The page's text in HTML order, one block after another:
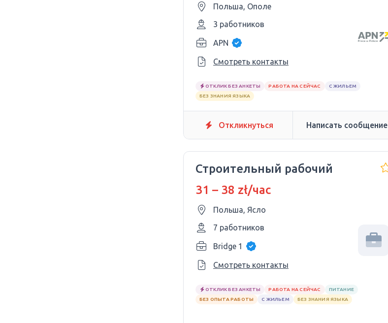
Польша, Ополе
3 работников
APN
Смотреть контакты
ОТКЛИК БЕЗ АНКЕТЫ РАБОТА НА СЕЙЧАС
С ЖИЛЬЕМ
БЕЗ ЗНАНИЯ ЯЗЫКА
Откликнуться Написать сообщение
Строительный рабочий
31 – 38 zł/час
Польша, Ясло
7 работников
Bridge 1
Смотреть контакты
ОТКЛИК БЕЗ АНКЕТЫ РАБОТА НА СЕЙЧАС
ПИТАНИЕ
БЕЗ ОПЫТА РАБОТЫ
С ЖИЛЬЕМ БЕЗ ЗНАНИЯ ЯЗЫКА